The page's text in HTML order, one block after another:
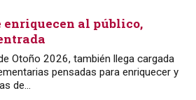
al público,
Otoño 2026, también llega cargada
pensadas para enriquecer y
de...